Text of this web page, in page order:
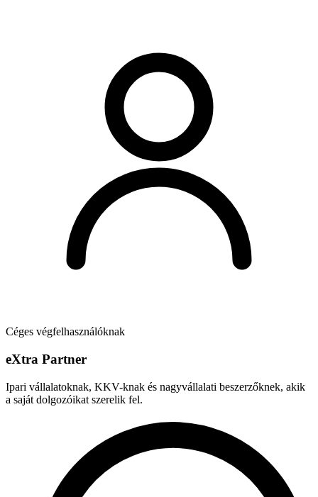
Céges végfelhasználóknak
eXtra Partner
Ipari vállalatoknak, KKV-knak és nagyvállalati beszerzőknek, akik
a saját dolgozóikat szerelik fel.